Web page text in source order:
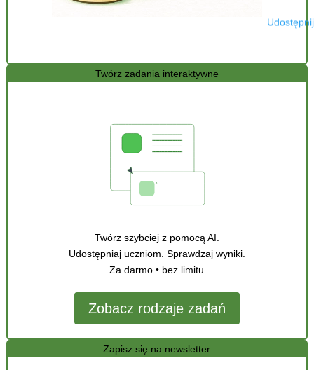
Twórz zadania interaktywne
Twórz szybciej z pomocą AI.
Udostępniaj uczniom. Sprawdzaj wyniki.
Za darmo • bez limitu
Zobacz rodzaje zadań
Zapisz się na newsletter
Udostępnij